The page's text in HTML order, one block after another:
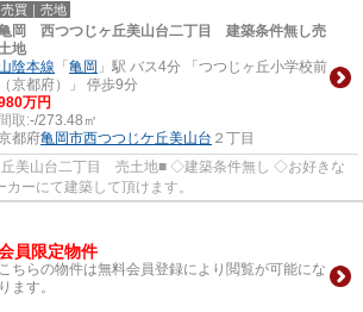
売買｜売地
岡 西つつじヶ丘美山台二丁目 建築条件無し売
土地
山陰本線 「亀岡 」駅 バス4分 「つつじヶ丘小学校前
（京都府）」 停歩9分
万円
間取:-/273.48㎡
都府亀岡市西つつじケ丘美山台 ２丁目
美山台二丁目 売土地■ ◇建築条件無し ◇お好きな
ーにて建築して頂けます。
員限定物件
こちらの物件は無料会員登録により閲覧が可能にな
ります。